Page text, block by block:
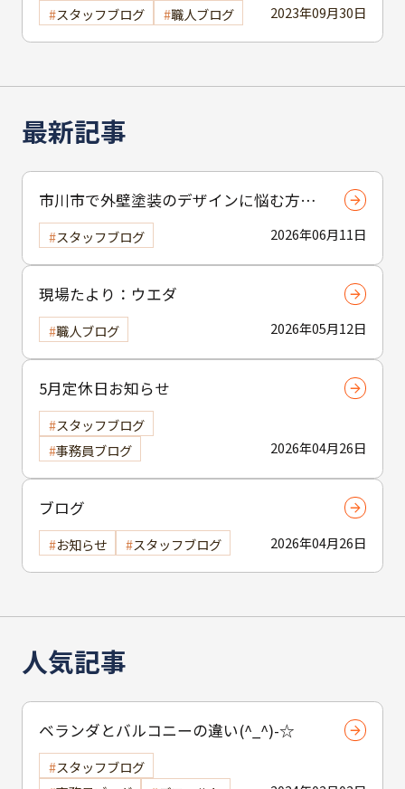
最新記事
市川市で外壁塗装のデザインに悩む方へ
｜ 色選びの失敗を防ぐポイント
2026年06月11日
スタッフブログ
現場たより：ウエダ
2026年05月12日
職人ブログ
5月定休日お知らせ
2026年04月26日
スタッフブログ
事務員ブログ
ブログ
2026年04月26日
お知らせ スタッフブログ
人気記事
ベランダとバルコニーの違い(^_^)-☆
スタッフブログ
2023年09月30日
スタッフブログ 職人ブログ